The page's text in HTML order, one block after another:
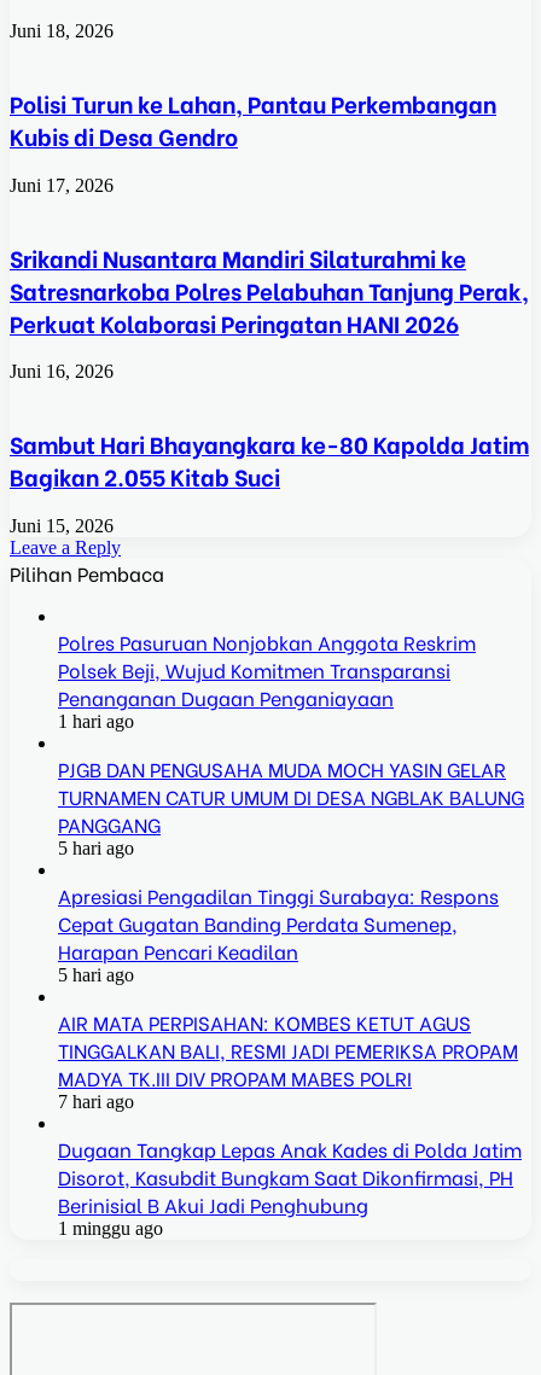
Juni 18, 2026
Polisi Turun ke Lahan, Pantau Perkembangan
Kubis di Desa Gendro
Juni 17, 2026
Srikandi Nusantara Mandiri Silaturahmi ke
Satresnarkoba Polres Pelabuhan Tanjung Perak,
Perkuat Kolaborasi Peringatan HANI 2026
Juni 16, 2026
Sambut Hari Bhayangkara ke-80 Kapolda Jatim
Bagikan 2.055 Kitab Suci
Juni 15, 2026
Leave a Reply
Pilihan Pembaca
Polres Pasuruan Nonjobkan Anggota Reskrim
Polsek Beji, Wujud Komitmen Transparansi
Penanganan Dugaan Penganiayaan
1 hari ago
PJGB DAN PENGUSAHA MUDA MOCH YASIN GELAR
TURNAMEN CATUR UMUM DI DESA NGBLAK BALUNG
PANGGANG
5 hari ago
Apresiasi Pengadilan Tinggi Surabaya: Respons
Cepat Gugatan Banding Perdata Sumenep,
Harapan Pencari Keadilan
5 hari ago
AIR MATA PERPISAHAN: KOMBES KETUT AGUS
TINGGALKAN BALI, RESMI JADI PEMERIKSA PROPAM
MADYA TK.III DIV PROPAM MABES POLRI
7 hari ago
Dugaan Tangkap Lepas Anak Kades di Polda Jatim
Disorot, Kasubdit Bungkam Saat Dikonfirmasi, PH
Berinisial B Akui Jadi Penghubung
1 minggu ago